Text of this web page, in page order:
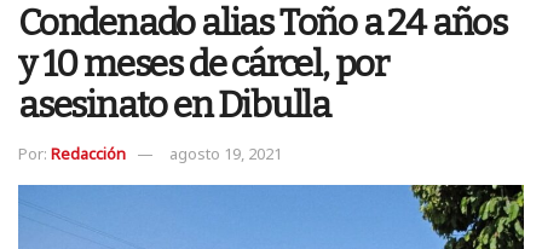
Condenado alias Toño a 24 años
y 10 meses de cárcel, por
asesinato en Dibulla
Por: Redacción agosto 19, 2021